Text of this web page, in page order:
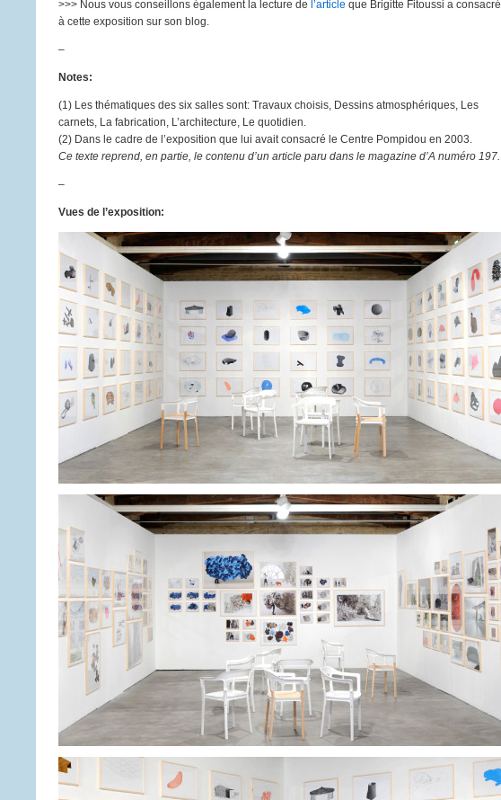
>>> Nous vous conseillons également la lecture de l’article que Brigitte Fitoussi a consacré
à cette exposition sur son blog.
–
Notes:
(1) Les thématiques des six salles sont: Travaux choisis, Dessins atmosphériques, Les
carnets, La fabrication, L’architecture, Le quotidien.
(2) Dans le cadre de l’exposition que lui avait consacré le Centre Pompidou en 2003.
Ce texte reprend, en partie, le contenu d’un article paru dans le magazine d’A numéro 197.
–
Vues de l’exposition: